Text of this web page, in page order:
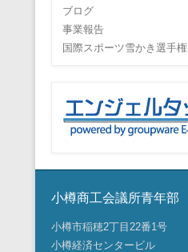
ブログ
事業報告
国際スポーツ雪かき選手権
小樽商工会議所青年部
小樽市稲穂2丁目22番1号
小樽経済センタービル